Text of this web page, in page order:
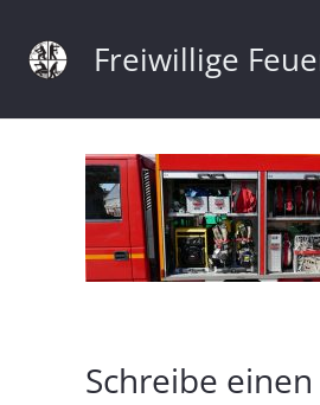
Freiwillige
Schreibe